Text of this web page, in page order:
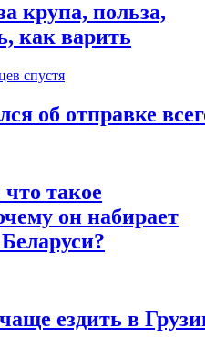
крупа, польза,
как варить
спустя
об отправке
такое
он набирает
ездить в